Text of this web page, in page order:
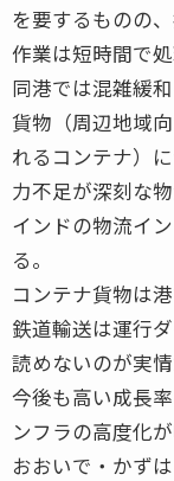
を要するものの
作業は短時間で
同港では混雑緩
貨物（周辺地域
れるコンテナ）
力不足が深刻な
インドの物流イ
る。
コンテナ貨物は
鉄道輸送は運行
読めないのが実情
今後も高い成長
ンフラの高度化
おおいで・かず